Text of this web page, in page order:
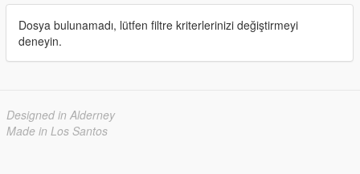
Dosya bulunamadı, lütfen filtre kriterlerinizi değiştirmeyi
deneyin.
Designed in Alderney
Made in Los Santos